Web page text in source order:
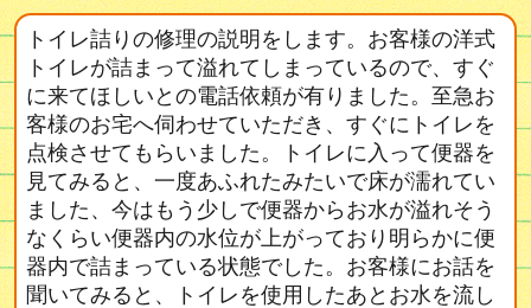
トイレ詰りの修理の説明をします。お客様の洋式
トイレが詰まって溢れてしまっているので、すぐ
に来てほしいとの電話依頼が有りました。至急お
客様のお宅へ伺わせていただき、すぐにトイレを
点検させてもらいました。トイレに入って便器を
見てみると、一度あふれたみたいで床が濡れてい
ました、今はもう少しで便器からお水が溢れそう
なくらい便器内の水位が上がっており明らかに便
器内で詰まっている状態でした。お客様にお話を
聞いてみると、トイレを使用したあとお水を流し